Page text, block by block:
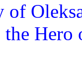
of